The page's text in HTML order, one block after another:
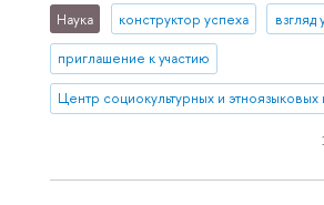
Наука конструктор успеха взгляд
приглашение к участию
Центр социокультурных и этноязыковых